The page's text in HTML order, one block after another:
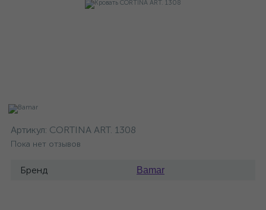
Артикул: CORTINA ART. 1308
Пока нет отзывов
Бренд Bamar